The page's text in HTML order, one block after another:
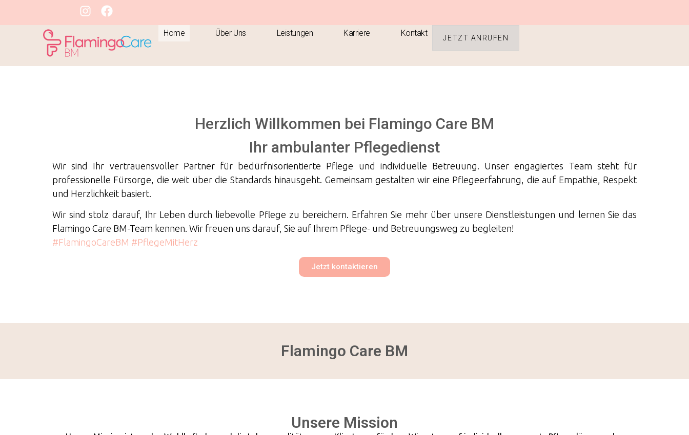
Home Über Uns Leistungen Karriere Kontakt JETZT ANRUFEN
Herzlich Willkommen bei Flamingo Care BM
Ihr ambulanter Pflegedienst
Wir sind Ihr vertrauensvoller Partner für bedürfnisorientierte Pflege und individuelle Betreuung. Unser engagiertes Team steht für
professionelle Fürsorge, die weit über die Standards hinausgeht. Gemeinsam gestalten wir eine Pflegeerfahrung, die auf Empathie, Respekt
und Herzlichkeit basiert.
Wir sind stolz darauf, Ihr Leben durch liebevolle Pflege zu bereichern. Erfahren Sie mehr über unsere Dienstleistungen und lernen Sie das
Flamingo Care BM-Team kennen. Wir freuen uns darauf, Sie auf Ihrem Pflege- und Betreuungsweg zu begleiten!
#FlamingoCareBM #PflegeMitHerz
Jetzt kontaktieren
Flamingo Care BM
Unsere Mission